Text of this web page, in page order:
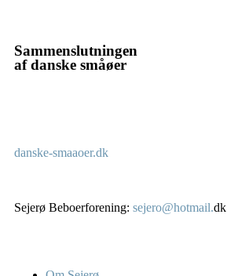
Sammenslutningen
af danske småøer
danske-smaaoer.dk
Sejerø Beboerforening: sejero@hotmail.dk